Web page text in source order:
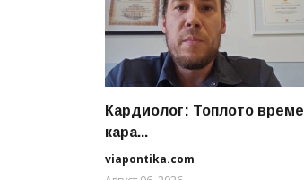
Кардиолог: Топлото време
кара...
viapontika.com